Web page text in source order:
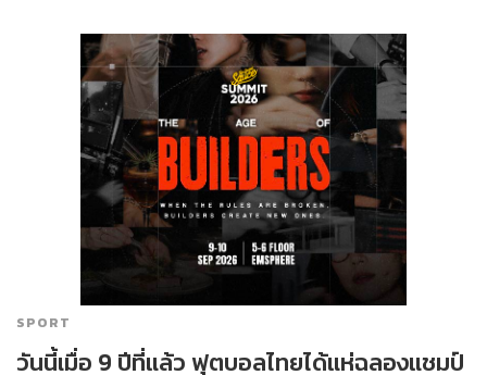
SPORT
วันนี้เมื่อ 9 ปีที่แล้ว ฟุตบอลไทยได้แห่ฉลองแชมป์